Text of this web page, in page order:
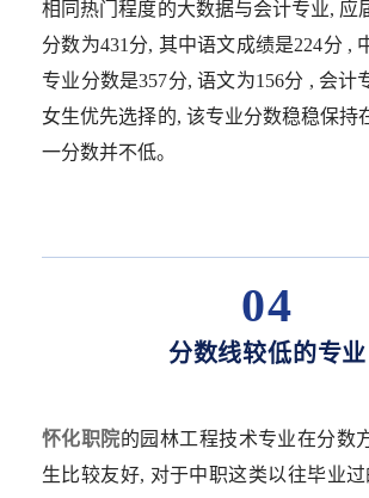
相同热门程度的大数据与会计专业, 应
分数为431分, 其中语文成绩是224分 ,
专业分数是357分, 语文为156分 , 会计
女生优先选择的, 该专业分数稳稳保持
一分数并不低。
04
分数线较低的专业
怀化职院的园林工程技术专业在分数
生比较友好, 对于中职这类以往毕业